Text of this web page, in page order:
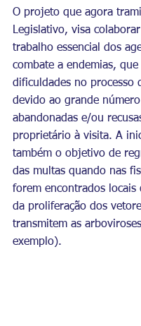
O projeto que agora
Legislativo, visa
trabalho essencial dos
combate a endemias,
dificuldades no processo
devido ao grande número
abandonadas e/ou
proprietário à visita. A
também o objetivo de
das multas quando nas
forem encontrados locais
da proliferação dos
transmitem as
exemplo).